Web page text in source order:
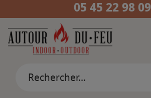
05 45 22 98 09